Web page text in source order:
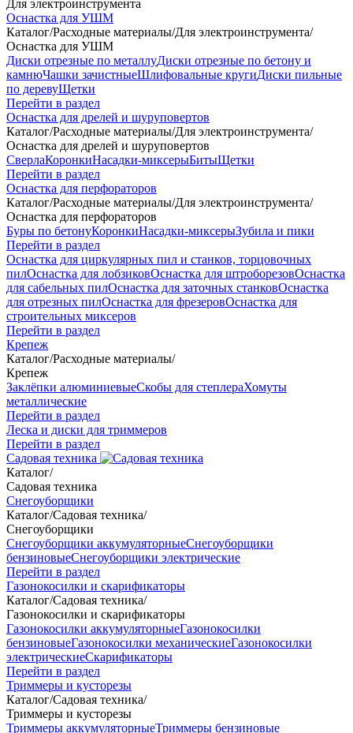
Для электроинструмента
Оснастка для УШМ
Каталог/Расходные материалы/Для электроинструмента/
Оснастка для УШМ
Диски отрезные по металлуДиски отрезные по бетону и
камнюЧашки зачистныеШлифовальные кругиДиски пильные
по деревуЩетки
Перейти в раздел
Оснастка для дрелей и шуруповертов
Каталог/Расходные материалы/Для электроинструмента/
Оснастка для дрелей и шуруповертов
СверлаКоронкиНасадки-миксерыБитыЩетки
Перейти в раздел
Оснастка для перфораторов
Каталог/Расходные материалы/Для электроинструмента/
Оснастка для перфораторов
Буры по бетонуКоронкиНасадки-миксерыЗубила и пики
Перейти в раздел
Оснастка для циркулярных пил и станков, торцовочных
пилОснастка для лобзиковОснастка для штроборезовОснастка
для сабельных пилОснастка для заточных станковОснастка
для отрезных пилОснастка для фрезеровОснастка для
строительных миксеров
Перейти в раздел
Крепеж
Каталог/Расходные материалы/
Крепеж
Заклёпки алюминиевыеСкобы для степлераХомуты
металлические
Перейти в раздел
Леска и диски для триммеров
Перейти в раздел
Садовая техника
Каталог/
Садовая техника
Снегоуборщики
Каталог/Садовая техника/
Снегоуборщики
Снегоуборщики аккумуляторныеСнегоуборщики
бензиновыеСнегоуборщики электрические
Перейти в раздел
Газонокосилки и скарификаторы
Каталог/Садовая техника/
Газонокосилки и скарификаторы
Газонокосилки аккумуляторныеГазонокосилки
бензиновыеГазонокосилки механическиеГазонокосилки
электрическиеСкарификаторы
Перейти в раздел
Триммеры и кусторезы
Каталог/Садовая техника/
Триммеры и кусторезы
Триммеры аккумуляторныеТриммеры бензиновые